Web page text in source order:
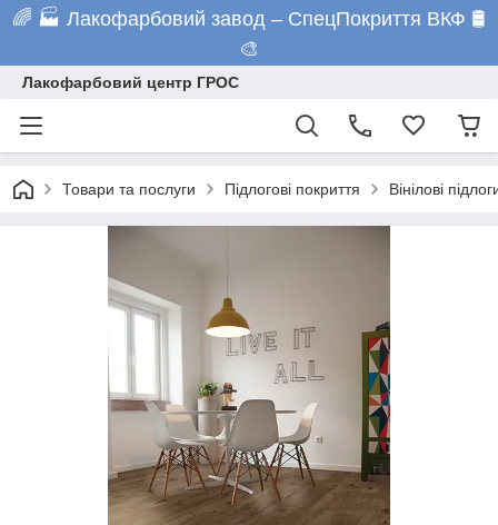
🌈 🏭 Лакофарбовий завод – СпецПокриття ВКФ 🛢️
🎨
Лакофарбовий центр ГРОС
Товари та послуги Підлогові покриття Вінілові